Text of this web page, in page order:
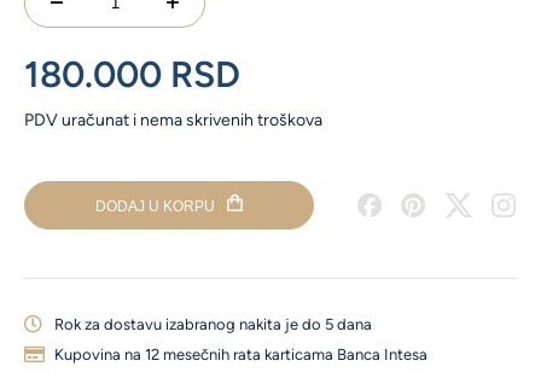
Minđuše
sa
šest
držača
lab
količina
PDV uračunat i nema skrivenih troškova
DODAJ U KORPU
Rok za dostavu izabranog nakita je do 5 dana
Kupovina na 12 mesečnih rata karticama Banca Intesa
180.000 RSD